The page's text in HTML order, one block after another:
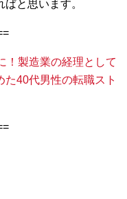
と思います。
！製造業の経理として
た40代男性の転職スト